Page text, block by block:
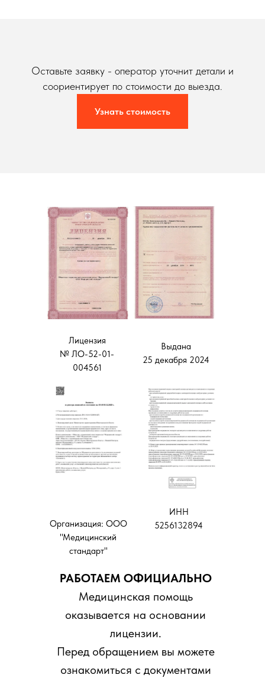
Оставьте заявку - оператор уточнит детали и
соориентирует по стоимости до выезда.
Узнать стоимость
Лицензия
№ ЛО-52-01-
004561
Выдана
25 декабря 2024
Организация: ООО
"Медицинский
стандарт"
ИНН
5256132894
РАБОТАЕМ ОФИЦИАЛЬНО
Медицинская помощь
оказывается на основании
лицензии.
Перед обращением вы можете
ознакомиться с документами